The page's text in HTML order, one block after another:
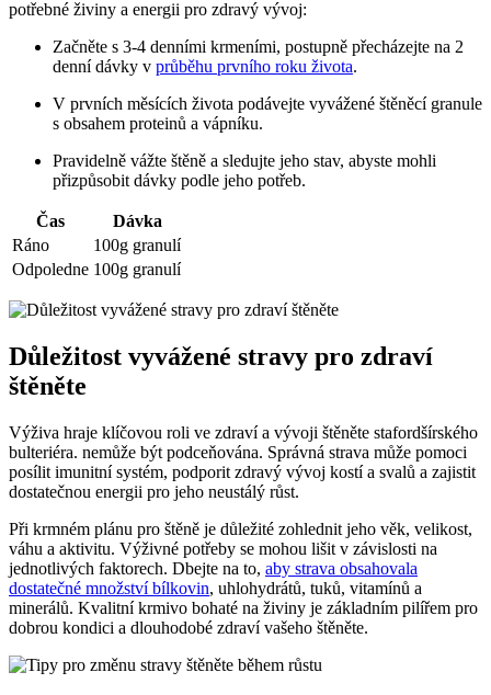
potřebné živiny a energii pro zdravý vývoj:
Začněte s 3-4 denními krmeními, postupně přecházejte na 2
denní dávky v průběhu prvního roku života.
V prvních měsících života podávejte vyvážené štěněcí granule
s obsahem proteinů a vápníku.
Pravidelně vážte štěně a sledujte jeho stav, abyste mohli
přizpůsobit dávky podle jeho potřeb.
Čas
Dávka
Ráno
100g granulí
Odpoledne 100g granulí
Důležitost vyvážené stravy pro zdraví
štěněte
Výživa hraje klíčovou roli ve zdraví a vývoji štěněte stafordšírského
bulteriéra. nemůže být podceňována. Správná strava může pomoci
posílit imunitní systém, podporit zdravý vývoj kostí a svalů a zajistit
dostatečnou energii pro jeho neustálý růst.
Při krmném plánu pro štěně je důležité zohlednit jeho věk, velikost,
váhu a aktivitu. Výživné potřeby se mohou lišit v závislosti na
jednotlivých faktorech. Dbejte na to, aby strava obsahovala
dostatečné množství bílkovin, uhlohydrátů, tuků, vitamínů a
minerálů. Kvalitní krmivo bohaté na živiny je základním pilířem pro
dobrou kondici a dlouhodobé zdraví vašeho štěněte.